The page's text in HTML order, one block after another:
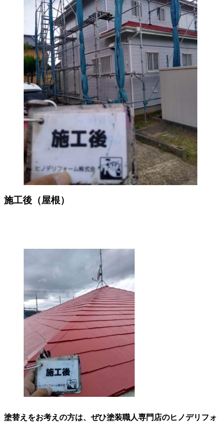
施工後（屋根）
塗替えをお考えの方は、ぜひ塗装職人専門店のヒノデリフォ